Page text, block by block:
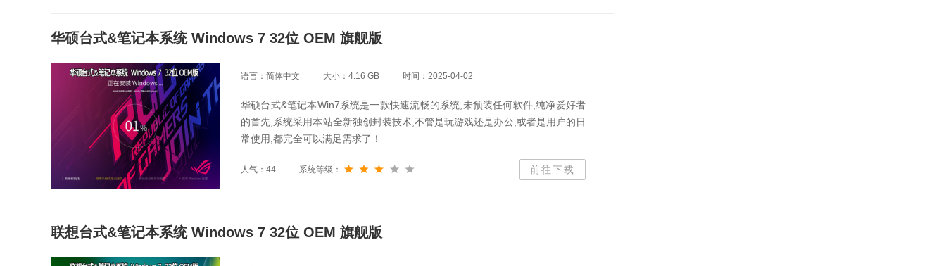
华硕台式&笔记本系统 Windows 7 32位 OEM 旗舰版
语言：简体中文 大小：4.16 GB 时间：2025-04-02
华硕台式&笔记本Win7系统是一款快速流畅的系统,未预装任何软件,纯净爱好者
的首先,系统采用本站全新独创封装技术,不管是玩游戏还是办公,或者是用户的日
常使用,都完全可以满足需求了！
前往下载
人气：44 系统等级：
联想台式&笔记本系统 Windows 7 32位 OEM 旗舰版